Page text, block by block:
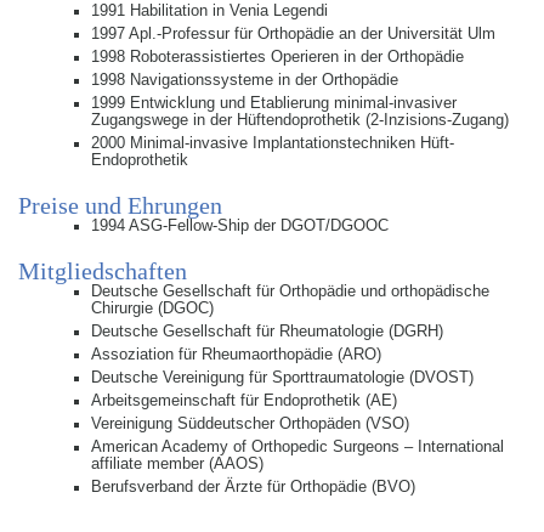
1991 Habilitation in Venia Legendi
1997 Apl.-Professur für Orthopädie an der Universität Ulm
1998 Roboterassistiertes Operieren in der Orthopädie
1998 Navigationssysteme in der Orthopädie
1999 Entwicklung und Etablierung minimal-invasiver
Zugangswege in der Hüftendoprothetik (2-Inzisions-Zugang)
2000 Minimal-invasive Implantationstechniken Hüft-
Endoprothetik
Preise und Ehrungen
1994 ASG-Fellow-Ship der DGOT/DGOOC
Mitgliedschaften
Deutsche Gesellschaft für Orthopädie und orthopädische
Chirurgie (DGOC)
Deutsche Gesellschaft für Rheumatologie (DGRH)
Assoziation für Rheumaorthopädie (ARO)
Deutsche Vereinigung für Sporttraumatologie (DVOST)
Arbeitsgemeinschaft für Endoprothetik (AE)
Vereinigung Süddeutscher Orthopäden (VSO)
American Academy of Orthopedic Surgeons – International
affiliate member (AAOS)
Berufsverband der Ärzte für Orthopädie (BVO)